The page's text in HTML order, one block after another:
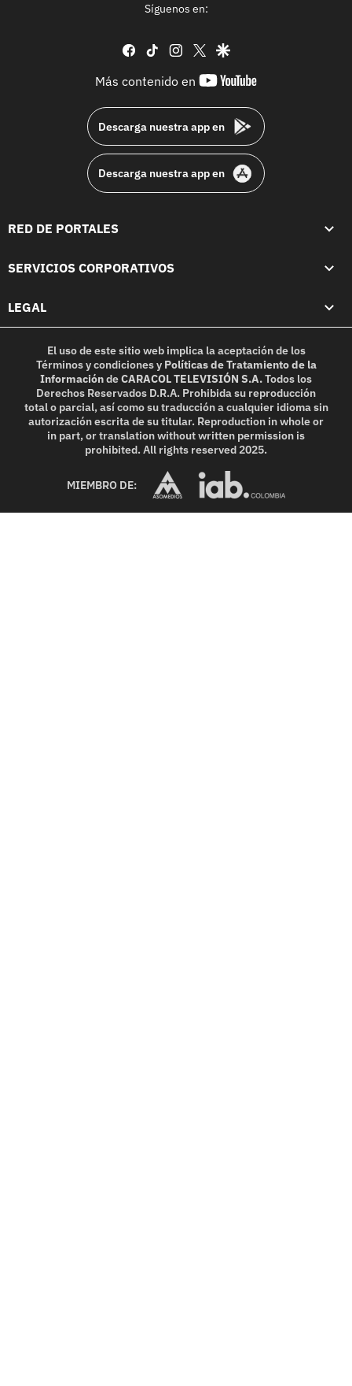
Síguenos en:
facebook
tiktok instagram
twittergoogle
Más contenido en
youtube-
Descarga nuestra app en
Descarga nuestra app en
RED DE PORTALES
SERVICIOS CORPORATIVOS
LEGAL
El uso de este sitio web implica la aceptación de los
Términos y condicionesy Políticas de Tratamiento de la
InformacióndeCARACOL TELEVISIÓN S.A.Todos los
Derechos Reservados D.R.A. Prohibida su reproducción
total o parcial, así como su traducción a cualquier idioma sin
autorización escrita de su titular. Reproduction in whole or
in part, or translation without written permission is
prohibited. All rights reserved 2025.
MIEMBRO DE: